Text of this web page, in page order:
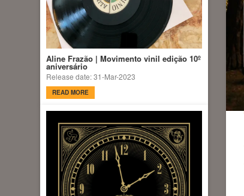
Aline Frazão | Movimento vinil edição 10º
aniversário
Release date: 31-Mar-2023
READ MORE